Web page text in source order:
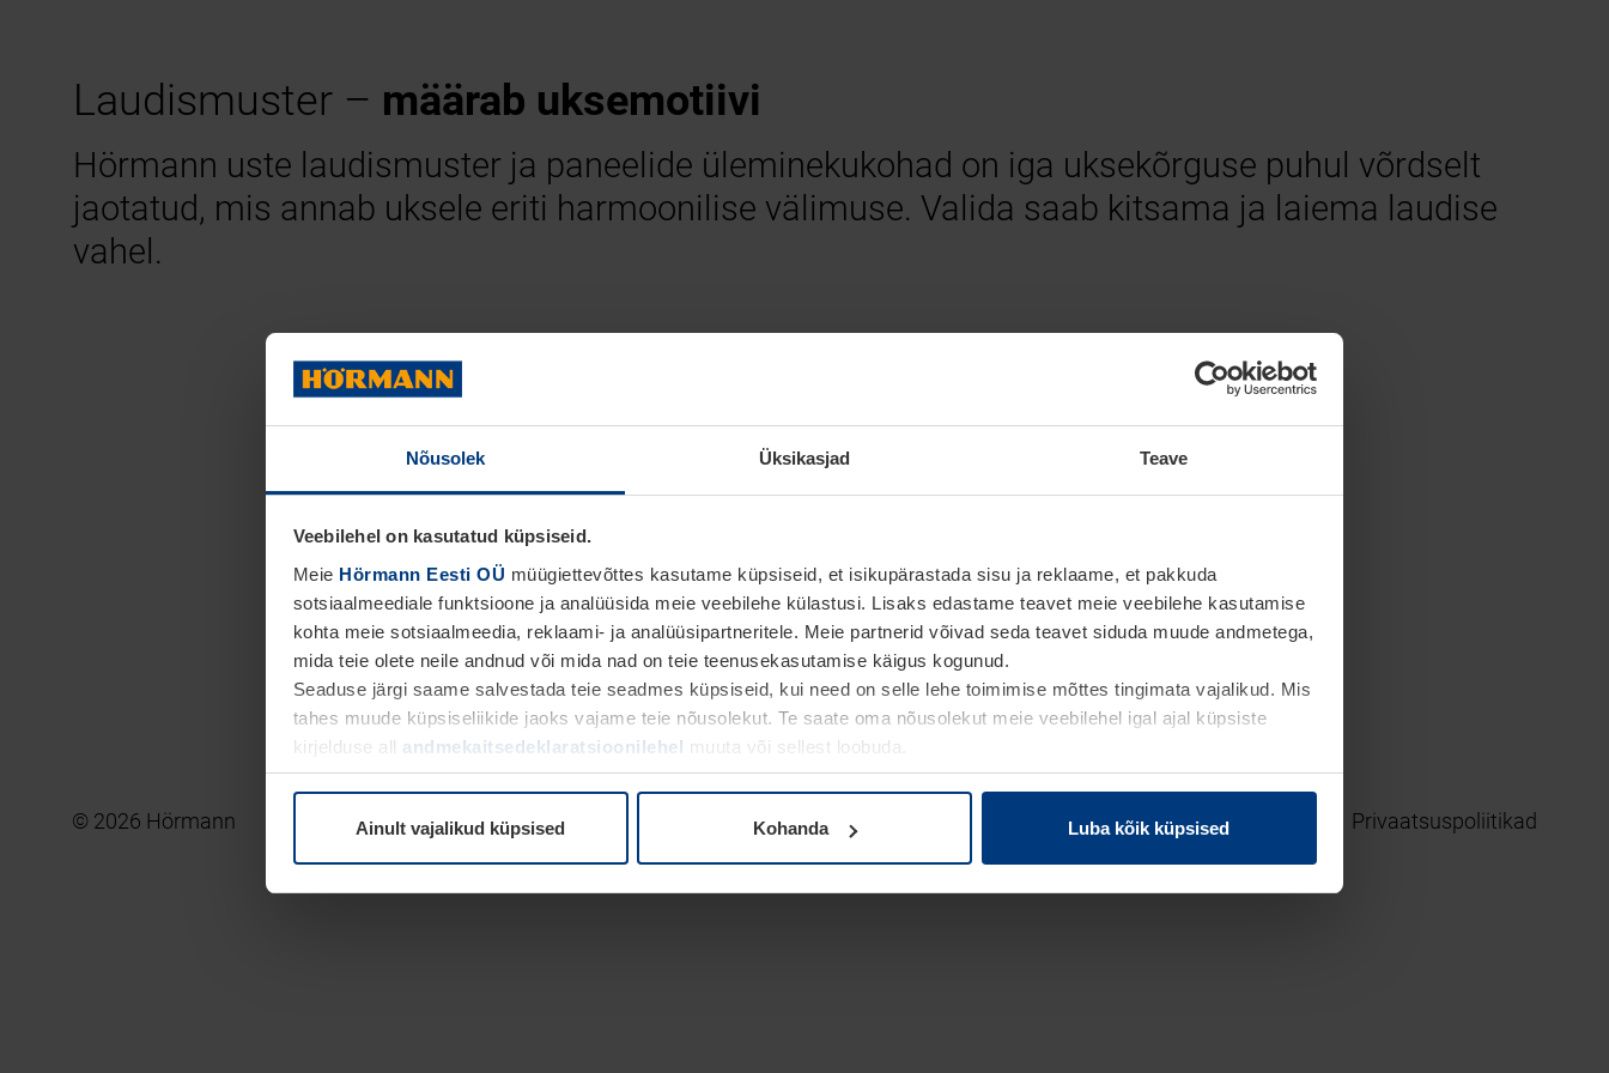
Nõusolek Üksikasjad Teave
Veebilehel on kasutatud küpsiseid.
Meie Hörmann Eesti OÜ müügiettevõttes kasutame küpsiseid, et isikupärastada sisu ja reklaame, et pakkuda
sotsiaalmeediale funktsioone ja analüüsida meie veebilehe külastusi. Lisaks edastame teavet meie veebilehe kasutamise
kohta meie sotsiaalmeedia, reklaami- ja analüüsipartneritele. Meie partnerid võivad seda teavet siduda muude andmetega,
mida teie olete neile andnud või mida nad on teie teenusekasutamise käigus kogunud.
Seaduse järgi saame salvestada teie seadmes küpsiseid, kui need on selle lehe toimimise mõttes tingimata vajalikud. Mis
tahes muude küpsiseliikide jaoks vajame teie nõusolekut. Te saate oma nõusolekut meie veebilehel igal ajal küpsiste
kirjelduse all andmekaitsedeklaratsioonilehel muuta või sellest loobuda.
Ainult vajalikud küpsised Kohanda Luba kõik küpsised
Laudismuster – määrab uksemotiivi
Hörmann uste laudismuster ja paneelide üleminekukohad on iga uksekõrguse puhul võrdselt
jaotatud, mis annab uksele eriti harmoonilise välimuse. Valida saab kitsama ja laiema laudise
vahel.
© 2026 Hörmann Privaatsuspoliitikad